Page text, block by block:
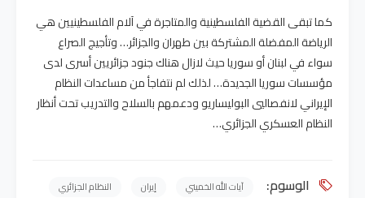
كما تبقى القضية الفلسطينية والمتاجرة في آلام الفلسطينيين هي
الرياضة المفضلة المشتركة بين طهران والجزائر… وتأجيج الصراع
سواء في لبنان أو سوريا حيث لازال هناك جنود جزائريين أسرى لدى
مؤسسات سوريا الجديدة… لذلك لم نتفاجأ من مساعدات النظام
الإيراني لانفصاليي البوليساريو ودعمهم بالسلاح والتدريب تحت أنظار
النظام العسكري الجزائري…
الوسوم: آيات الله الخميني إيران
النظام الجزائري